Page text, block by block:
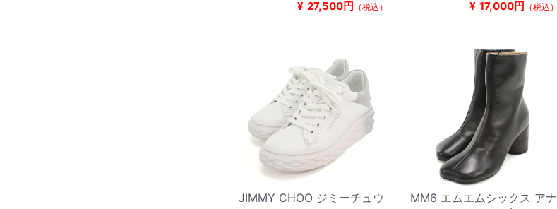
¥ 27,500円 （税込） ¥ 17,000円 （税込）
JIMMY CHOO ジミーチュウ
MM6 エムエムシックス アナ